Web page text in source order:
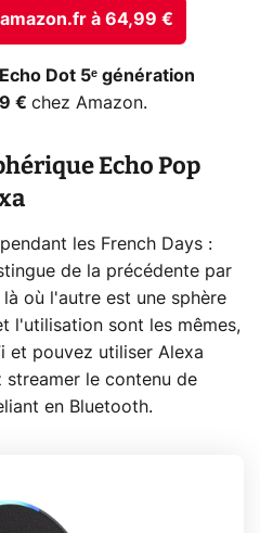
à 64,99 €
Dot 5ᵉ génération
€ chez Amazon.
Echo Pop
les French Days :
de la précédente par
où l'autre est une sphère
l'utilisation sont les mêmes,
et pouvez utiliser Alexa
le contenu de
en Bluetooth.